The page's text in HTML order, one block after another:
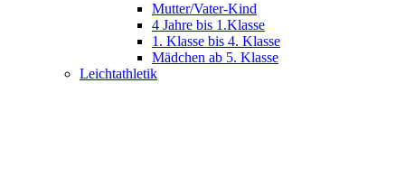
Mutter/Vater-Kind
4 Jahre bis 1.Klasse
1. Klasse bis 4. Klasse
Mädchen ab 5. Klasse
Leichtathletik